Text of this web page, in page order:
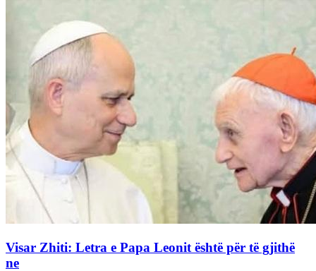
Visar Zhiti: Letra e Papa Leonit është për të gjithë
ne